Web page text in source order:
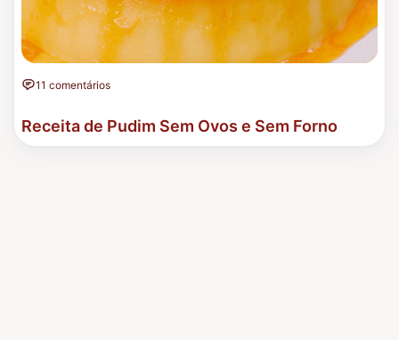
11 comentários
Receita de Pudim Sem Ovos e Sem Forno